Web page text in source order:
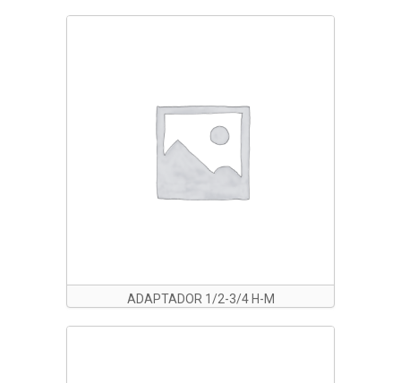
ADAPTADOR 1/2-3/4 H-M